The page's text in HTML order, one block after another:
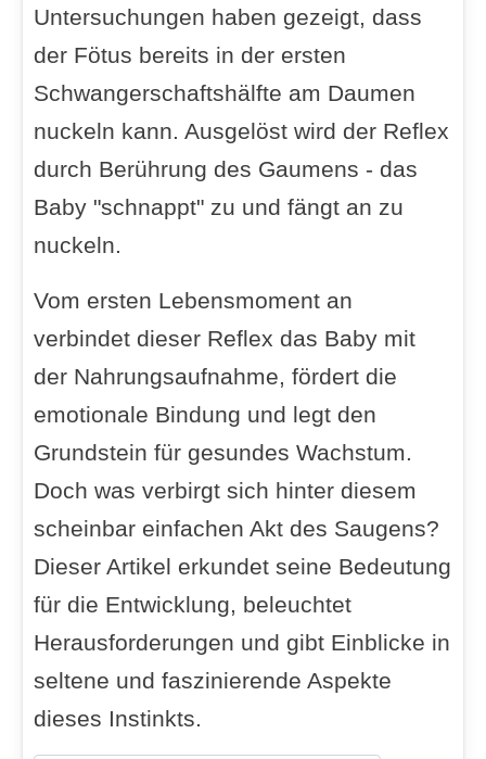
Untersuchungen haben gezeigt, dass
der Fötus bereits in der ersten
Schwangerschaftshälfte am Daumen
nuckeln kann. Ausgelöst wird der Reflex
durch Berührung des Gaumens - das
Baby "schnappt" zu und fängt an zu
nuckeln.
Vom ersten Lebensmoment an
verbindet dieser Reflex das Baby mit
der Nahrungsaufnahme, fördert die
emotionale Bindung und legt den
Grundstein für gesundes Wachstum.
Doch was verbirgt sich hinter diesem
scheinbar einfachen Akt des Saugens?
Dieser Artikel erkundet seine Bedeutung
für die Entwicklung, beleuchtet
Herausforderungen und gibt Einblicke in
seltene und faszinierende Aspekte
dieses Instinkts.